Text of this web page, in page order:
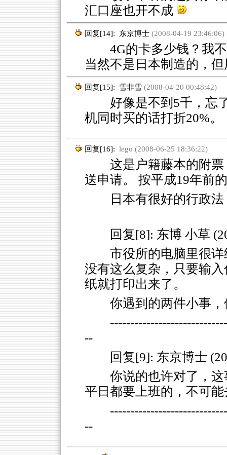
汇口座也开不成
回复[14]: 东京博士(2008-04-19 23:46:06)
4G的卡多少钱？我不
当然不是日本制造的，
回复[15]: 雪非雪(2008-04-20 00:48:42)
好像是不到5千，忘了
机同时买的话打折20%。
回复[16]: lego (2008-06-25 18:36:22)
这是户籍藤本的附票
送申请。 按平成19年前
日本有很好的行政
回复[8]: 东博 小草
市役所的电脑里很
没有这么复杂，只要输
纸就打印出来了。
你遇到的两件小事
--
回复[9]: 东京博士
你说的也许对了，
平日都要上班的，不可
--